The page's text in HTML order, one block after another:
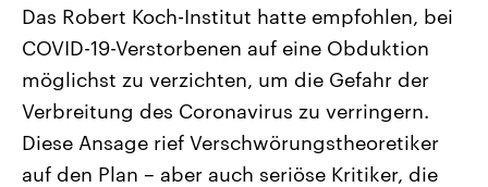
Landtagswahl Sachsen-Anhalt
2026
Alle Informationen
Sachsen-Anhalt wählt am 6.
September 2026 einen neuen
Landtag. Seit 2021 wird das
Bundesland von einer Koalition aus
USA
Aktuelle Beiträge,
Hintergründe
Wirtschaftlich und
gehören die Vereinigten
den mächtigsten Ländern
mit großem Einfluss auf
Das Robert Koch-Institut hatte empfohlen, bei
COVID-19-Verstorbenen auf eine Obduktion
möglichst zu verzichten, um die Gefahr der
Verbreitung des Coronavirus zu verringern.
Diese Ansage rief Verschwörungstheoretiker
auf den Plan – aber auch seriöse Kritiker, die